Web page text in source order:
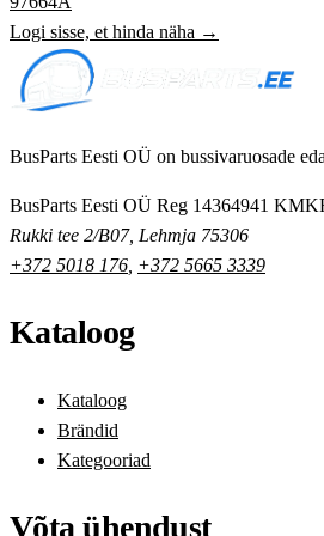
Logi sisse, et hinda näha →
BusParts Eesti OÜ on bussivaruosade
BusParts Eesti OÜ Reg 14364941
Rukki tee 2/B07, Lehmja 75306
+372 5018 176 +372 5665 3339
Kataloog
Kataloog
Brändid
Kategooriad
Võta ühendust